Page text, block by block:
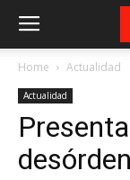
Home Actualidad
Actualidad